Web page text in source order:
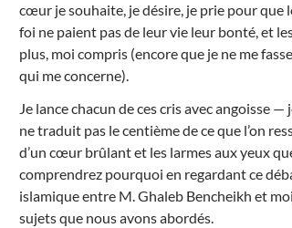
cœur je souhaite, je désire, je prie pour que
foi ne paient pas de leur vie leur bonté, et
plus, moi compris (encore que je ne me
qui me concerne).
Je lance chacun de ces cris avec angoisse
ne traduit pas le centième de ce que l’on
d’un cœur brûlant et les larmes aux yeux
comprendrez pourquoi en regardant ce
islamique entre M. Ghaleb Bencheikh et
sujets que nous avons abordés.